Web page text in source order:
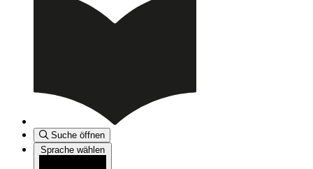
Suche öffnen
Sprache wählen